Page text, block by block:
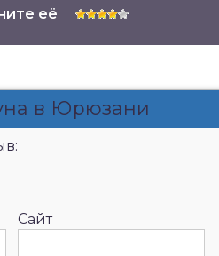
её
в Юрюзани
Сайт